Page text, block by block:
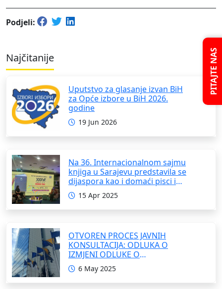
PITAJTE NAS
Podjeli:
Najčitanije
Uputstvo za glasanje izvan BiH
za Opće izbore u BiH 2026.
godine
19 Jun 2026
Na 36. Internacionalnom sajmu
knjiga u Sarajevu predstavila se
dijaspora kao i domaći pisci i
umjetnici
15 Apr 2025
OTVOREN PROCES JAVNIH
KONSULTACIJA: ODLUKA O
IZMJENI ODLUKE O
FORMIRANJU INTERRESORNE
RADNE GRUPE ZA IZRADU
OKVIRNOG ZAKONA O
6 May 2025